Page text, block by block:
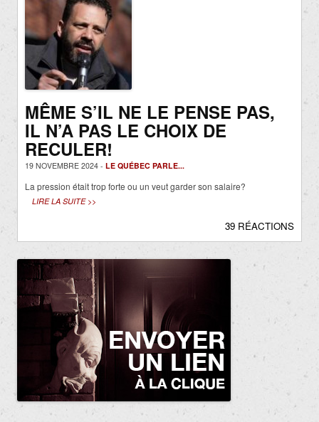
MÊME S’IL NE LE PENSE PAS,
IL N’A PAS LE CHOIX DE
RECULER!
19 NOVEMBRE 2024 - LE QUÉBEC PARLE...
La pression était trop forte ou un veut garder son salaire?
LIRE LA SUITE >>
39 RÉACTIONS